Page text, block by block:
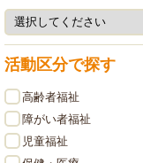
活動区分で探す
高齢者福祉
障がい者福祉
児童福祉